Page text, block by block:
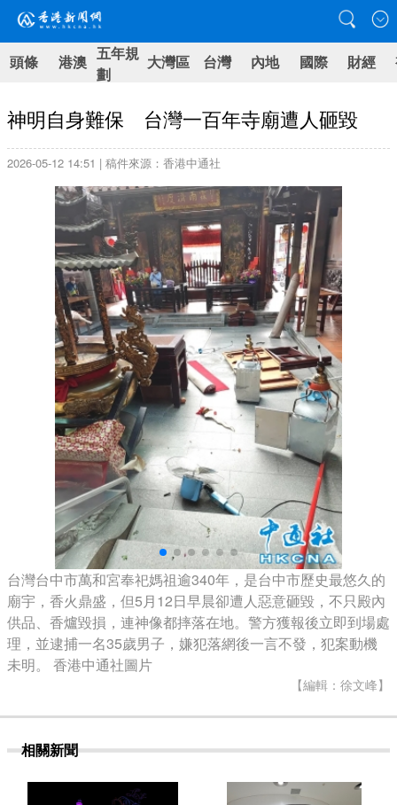
頭條 港澳 五年規
劃
大灣區 台灣 內地 國際 財經
神明自身難保 台灣一百年寺廟遭人砸毀
2026-05-12 14:51 | 稿件來源：香港中通社
台灣台中市萬和宮奉祀媽祖逾340年，是台中市歷史最悠久的
廟宇，香火鼎盛，但5月12日早晨卻遭人惡意砸毀，不只殿內
供品、香爐毀損，連神像都摔落在地。警方獲報後立即到場處
理，並逮捕一名35歲男子，嫌犯落網後一言不發，犯案動機
未明。 香港中通社圖片
【編輯：徐文峰】
相關新聞